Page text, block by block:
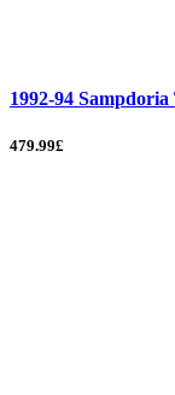
1992-94
479.99£